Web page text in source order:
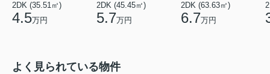
2DK (35.51㎡)
4.5万円
2DK (45.45㎡)
5.7万円
2DK (63.63㎡)
6.7万円
よく見られている物件